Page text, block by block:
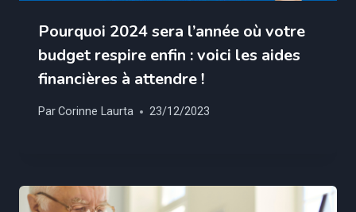
Pourquoi 2024 sera l’année où votre
budget respire enfin : voici les aides
financières à attendre !
ParCorinne Laurta 23/12/2023